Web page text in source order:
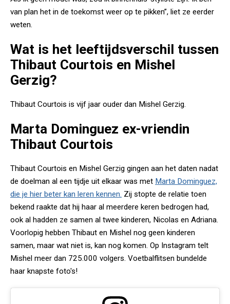
van plan het in de toekomst weer op te pikken”, liet ze eerder
weten.
Wat is het leeftijdsverschil tussen
Thibaut Courtois en Mishel
Gerzig?
Thibaut Courtois is vijf jaar ouder dan Mishel Gerzig.
Marta Dominguez ex-vriendin
Thibaut Courtois
Thibaut Courtois en Mishel Gerzig gingen aan het daten nadat
de doelman al een tijdje uit elkaar was met Marta Dominguez,
die je hier beter kan leren kennen. Zij stopte de relatie toen
bekend raakte dat hij haar al meerdere keren bedrogen had,
ook al hadden ze samen al twee kinderen, Nicolas en Adriana.
Voorlopig hebben Thibaut en Mishel nog geen kinderen
samen, maar wat niet is, kan nog komen. Op Instagram telt
Mishel meer dan 725.000 volgers. Voetbalflitsen bundelde
haar knapste foto's!